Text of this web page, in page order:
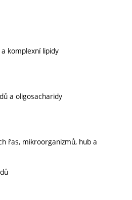
komplexní lipidy
a oligosacharidy
řas, mikroorganizmů, hub a